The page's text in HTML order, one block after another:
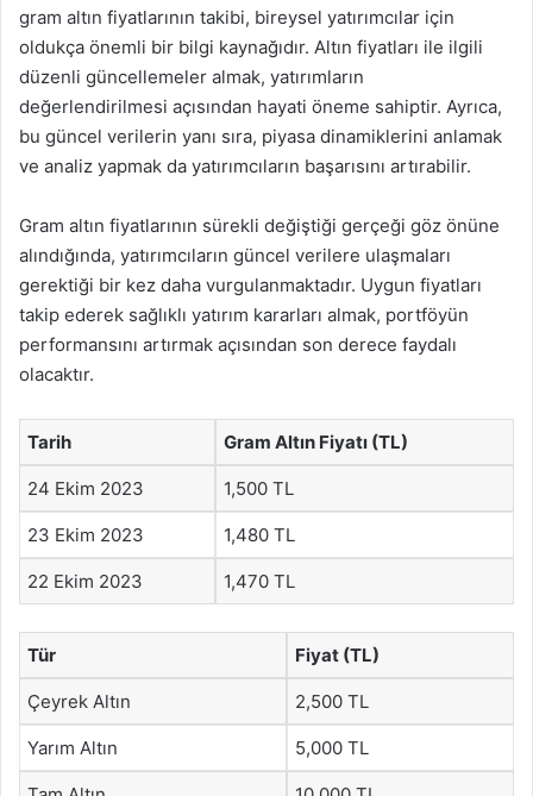
gram altın fiyatlarının takibi, bireysel yatırımcılar için
oldukça önemli bir bilgi kaynağıdır. Altın fiyatları ile ilgili
düzenli güncellemeler almak, yatırımların
değerlendirilmesi açısından hayati öneme sahiptir. Ayrıca,
bu güncel verilerin yanı sıra, piyasa dinamiklerini anlamak
ve analiz yapmak da yatırımcıların başarısını artırabilir.
Gram altın fiyatlarının sürekli değiştiği gerçeği göz önüne
alındığında, yatırımcıların güncel verilere ulaşmaları
gerektiği bir kez daha vurgulanmaktadır. Uygun fiyatları
takip ederek sağlıklı yatırım kararları almak, portföyün
performansını artırmak açısından son derece faydalı
olacaktır.
Tarih Gram Altın Fiyatı (TL)
24 Ekim 2023 1,500 TL
23 Ekim 2023 1,480 TL
22 Ekim 2023 1,470 TL
Tür Fiyat (TL)
Çeyrek Altın 2,500 TL
Yarım Altın 5,000 TL